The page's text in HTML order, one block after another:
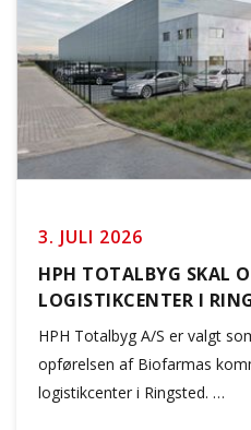
3. JULI 2026
HPH TOTALBYG SKAL
LOGISTIKCENTER I
HPH Totalbyg A/S er valgt
opførelsen af Biofarmas
logistikcenter i Ringsted. …